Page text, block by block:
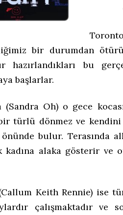
bir durumdan
hazırlandıkları bu
başlarlar.
(Sandra Oh) o gece
türlü dönmez ve kendini
bulur. Terasında
kadına alaka gösterir ve
Keith Rennie) ise
çalışmaktadır ve